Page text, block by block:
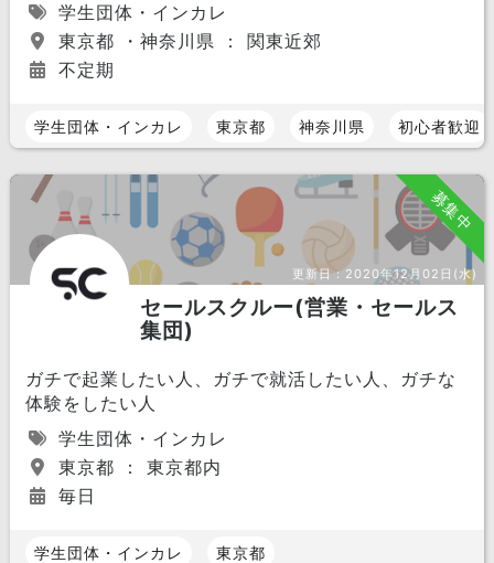
学生団体・インカレ
東京都 ・神奈川県 ： 関東近郊
不定期
学生団体・インカレ 東京都 神奈川県 初心者歓迎
募集中
更新日： 2020年12月02日(水)
セールスクルー(営業・セールス
集団)
ガチで起業したい人、ガチで就活したい人、ガチな
体験をしたい人
学生団体・インカレ
東京都 ： 東京都内
毎日
学生団体・インカレ 東京都